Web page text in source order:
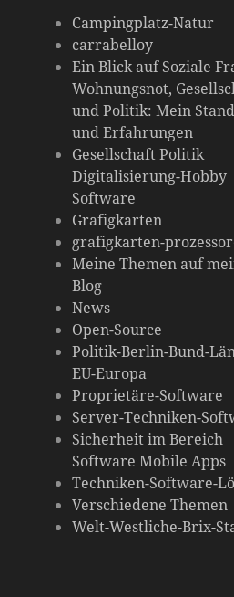
Campingplatz-Natur
carrabelloy
Ein Blick auf Soziale
Wohnungsnot,
und Politik: Mein
und Erfahrungen
Gesellschaft Politik
Digitalisierung-Hobby
Software
Grafigkarten
grafigkarten-
Meine Themen auf
Blog
News
Open-Source
Politik-Berlin-Bund-
EU-Europa
Proprietäre-Software
Server-Techniken-
Sicherheit im Bereich
Software Mobile Apps
Techniken-Software-
Verschiedene Themen
Welt-Westliche-Brix-